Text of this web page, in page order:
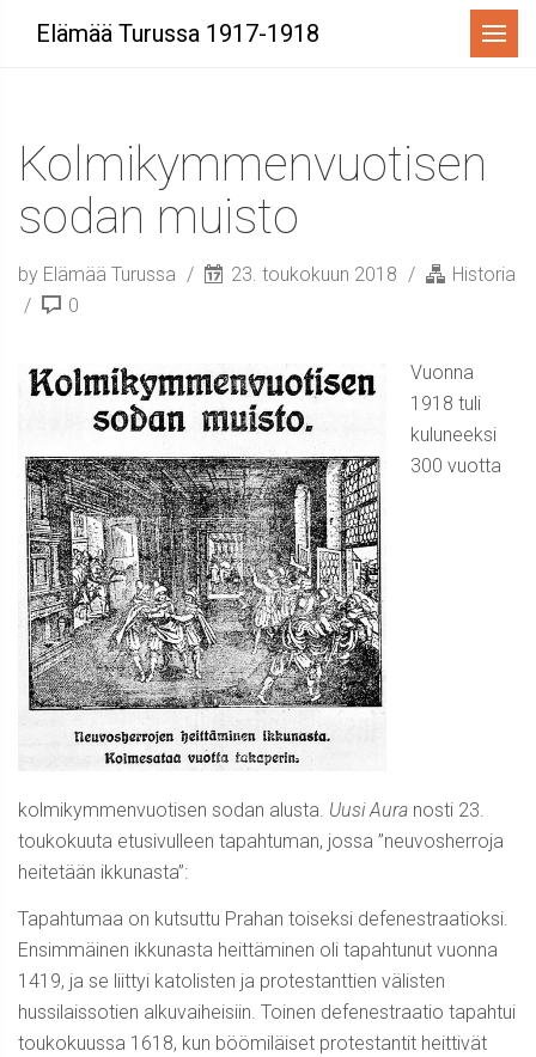
Elämää Turussa 1917-1918 Menu
Kolmikymmenvuotisen
sodan muisto
by Elämää Turussa 23. toukokuun 2018
Historia
0
Vuonna
1918 tuli
kuluneeksi
300 vuotta
kolmikymmenvuotisen sodan alusta. Uusi Aura nosti 23.
toukokuuta etusivulleen tapahtuman, jossa ”neuvosherroja
heitetään ikkunasta”:
Tapahtumaa on kutsuttu Prahan toiseksi defenestraatioksi.
Ensimmäinen ikkunasta heittäminen oli tapahtunut vuonna
1419, ja se liittyi katolisten ja protestanttien välisten
hussilaissotien alkuvaiheisiin. Toinen defenestraatio tapahtui
toukokuussa 1618, kun böömiläiset protestantit heittivät